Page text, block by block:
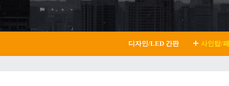
디자인/LED 간판 사인탑/